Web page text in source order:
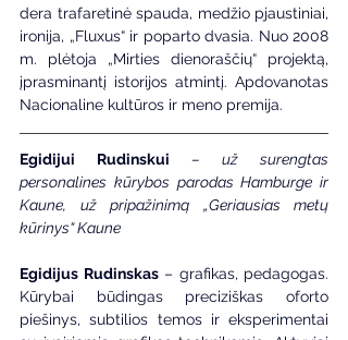
dera trafaretinė spauda, medžio pjaustiniai,
ironija, „Fluxus“ ir poparto dvasia. Nuo 2008
m. plėtoja „Mirties dienoraščių“ projektą,
įprasminantį istorijos atmintį. Apdovanotas
Nacionaline kultūros ir meno premija.
Egidijui Rudinskui
– už surengtas
personalines kūrybos parodas Hamburge ir
Kaune, už pripažinimą „Geriausias metų
kūrinys“ Kaune
Egidijus Rudinskas – grafikas, pedagogas.
Kūrybai būdingas preciziškas oforto
piešinys, subtilios temos ir eksperimentai